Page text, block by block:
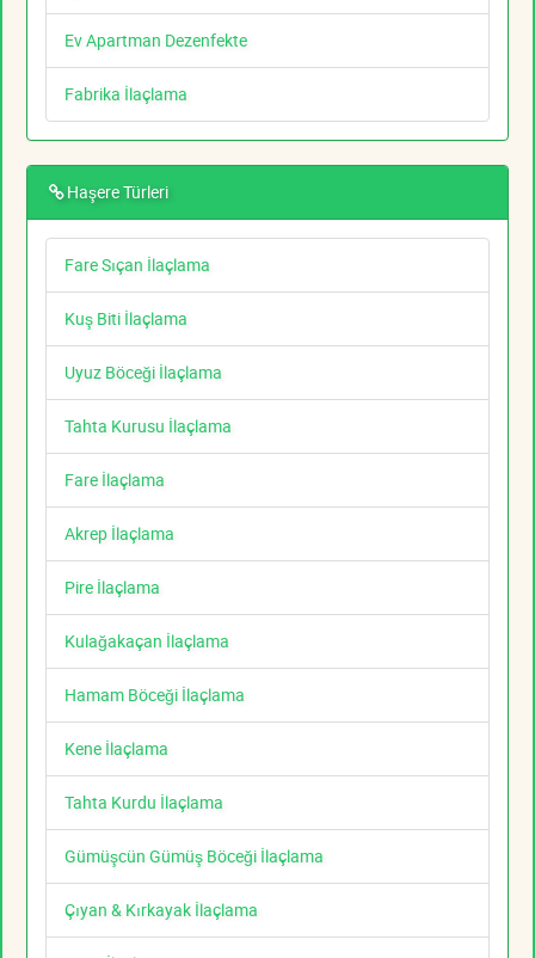
Ev Apartman Dezenfekte
Fabrika İlaçlama
Haşere Türleri
Fare Sıçan İlaçlama
Kuş Biti İlaçlama
Uyuz Böceği İlaçlama
Tahta Kurusu İlaçlama
Fare İlaçlama
Akrep İlaçlama
Pire İlaçlama
Kulağakaçan İlaçlama
Hamam Böceği İlaçlama
Kene İlaçlama
Tahta Kurdu İlaçlama
Gümüşcün Gümüş Böceği İlaçlama
Çıyan & Kırkayak İlaçlama